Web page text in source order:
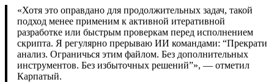
«Хотя это оправдано для продолжительных задач, такой
подход менее применим к активной итеративной
разработке или быстрым проверкам перед исполнением
скрипта. Я регулярно прерываю ИИ командами: “Прекрати
анализ. Ограничься этим файлом. Без дополнительных
инструментов. Без избыточных решений”», — отметил
Карпатый.